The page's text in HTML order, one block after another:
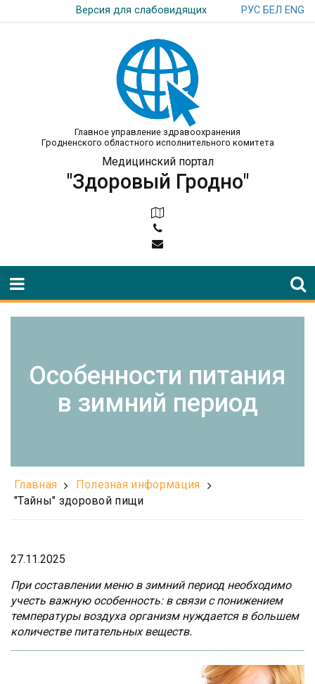
Версия для слабовидящих РУС БЕЛ ENG
Главное управление здравоохранения
Гродненского областного исполнительного комитета
Медицинский портал
"Здоровый Гродно"
Особенности питания
в зимний период
Главная
Полезная информация
"Тайны" здоровой пищи
27.11.2025
При составлении меню в зимний период необходимо
учесть важную особенность: в связи с понижением
температуры воздуха организм нуждается в большем
количестве питательных веществ.